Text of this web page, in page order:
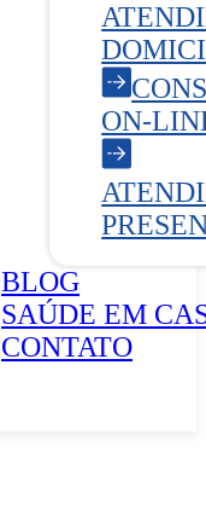
ON-
BLOG
SAÚDE EM
CONTATO